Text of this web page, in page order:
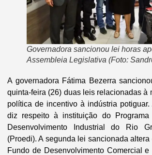
Governadora sancionou lei horas
Assembleia Legislativa (Foto:
A governadora Fátima Bezerra
quinta-feira (26) duas leis relacionadas à
política de incentivo à indústria
diz respeito à instituição do
Desenvolvimento Industrial do Rio
(Proedi). A segunda lei sancionada
Fundo de Desenvolvimento Comercial e